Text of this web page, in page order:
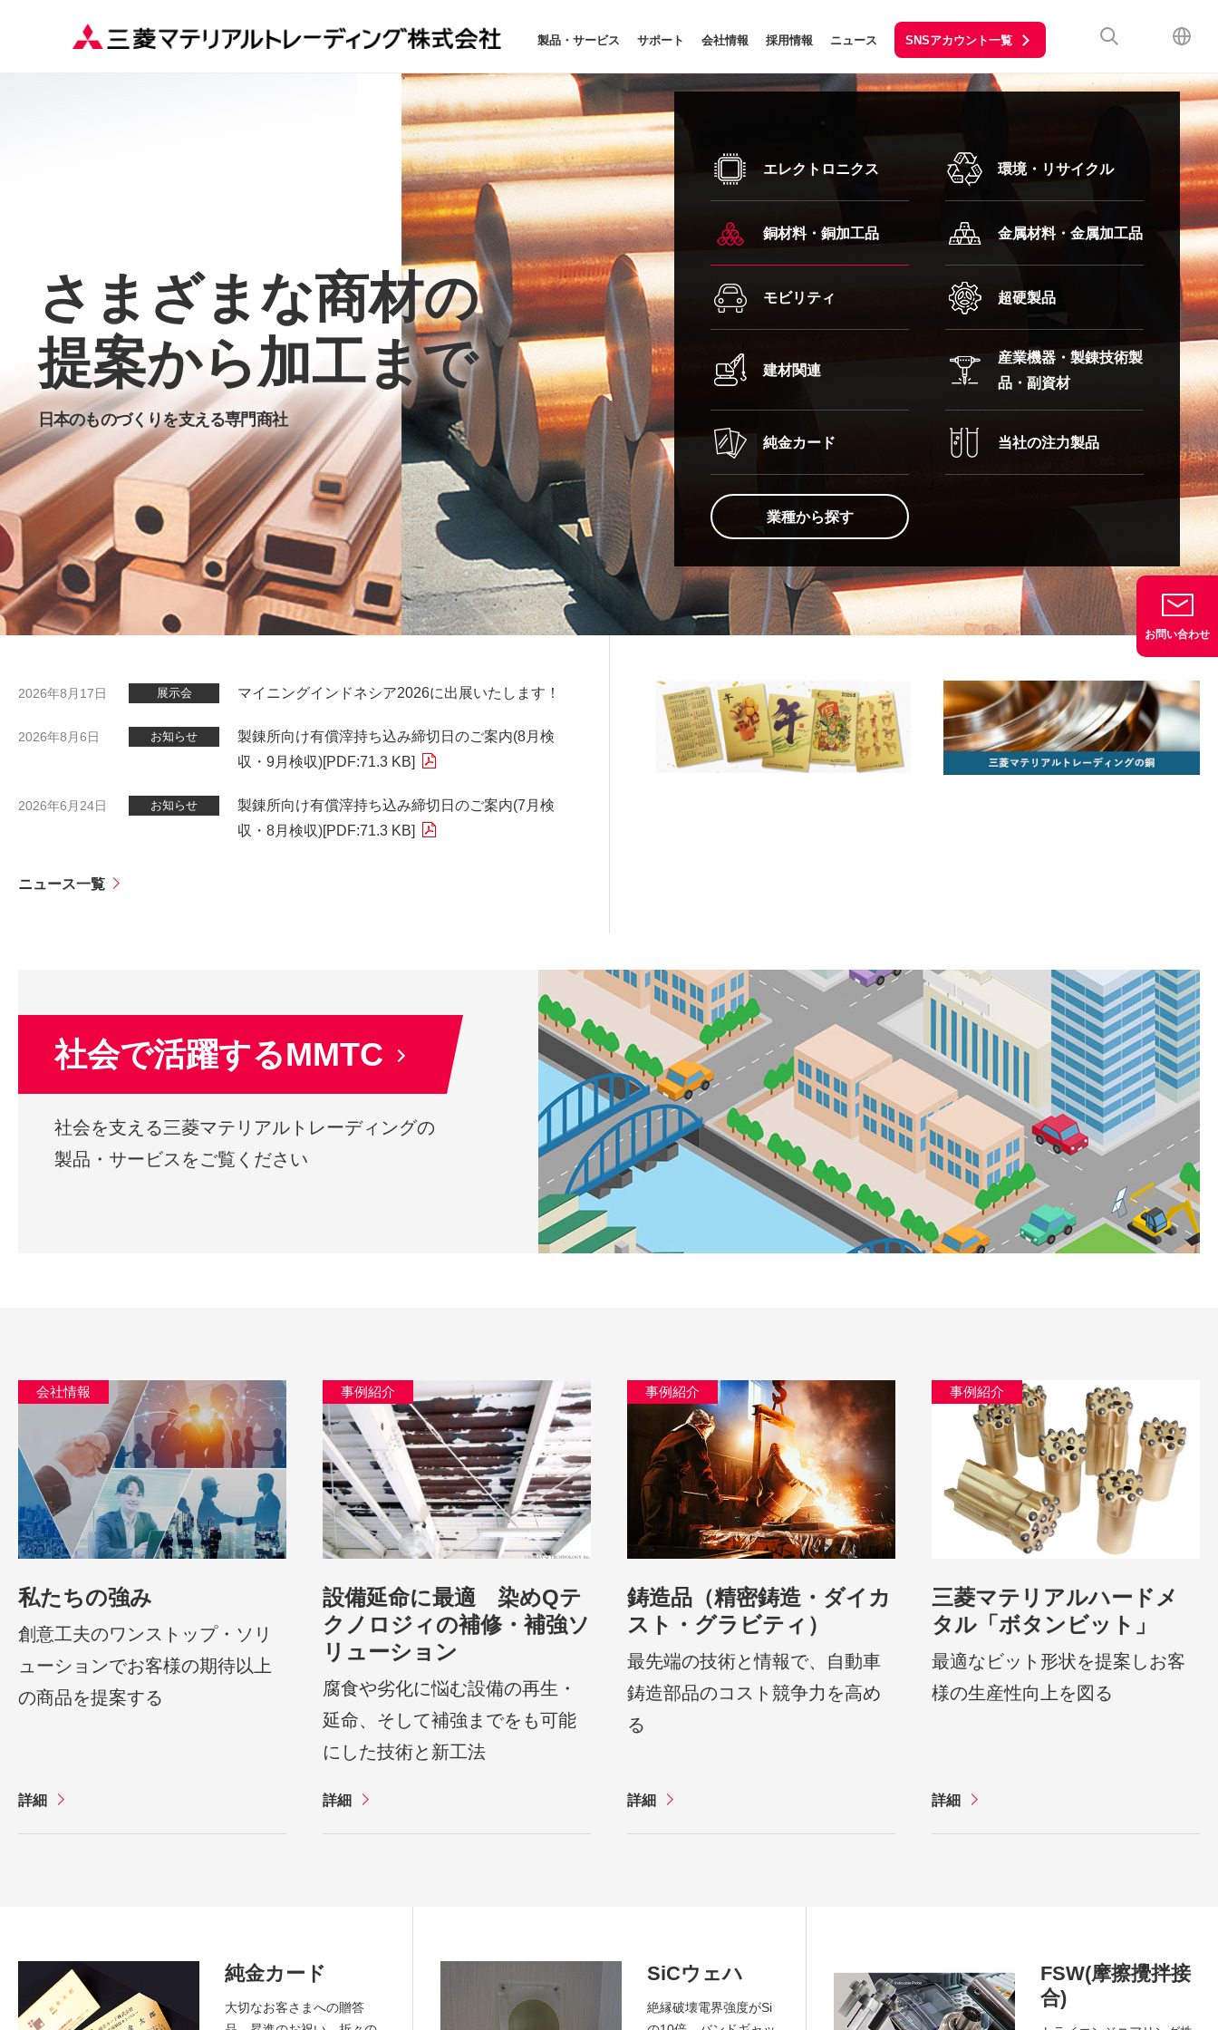
製品・サービス サポート 会社情報 採用情報 ニュース SNSアカウント一覧
さまざまな商材の
提案から加工まで
日本のものづくりを支える専門商社
さまざまな商材の
提案から加工まで
日本のものづくりを支える専門商社
さまざまな商材の
提案から加工まで
日本のものづくりを支える専門商社
さまざまな商材の
提案から加工まで
日本のものづくりを支える専門商社
さまざまな商材の
提案から加工まで
日本のものづくりを支える専門商社
さまざまな商材の
提案から加工まで
日本のものづくりを支える専門商社
さまざまな商材の
提案から加工まで
日本のものづくりを支える専門商社
さまざまな商材の
提案から加工まで
日本のものづくりを支える専門商社
さまざまな商材の
提案から加工まで
日本のものづくりを支える専門商社
さまざまな商材の
提案から加工まで
日本のものづくりを支える専門商社
エレクトロニクス 環境・リサイクル
銅材料・銅加工品 金属材料・金属加工品
モビリティ 超硬製品
建材関連
産業機器・製錬技術製
品・副資材
純金カード 当社の注力製品
業種から探す
2026年8月17日 展示会 マイニングインドネシア2026に出展いたします！
2026年8月6日 お知らせ
製錬所向け有償滓持ち込み締切日のご案内(8月検
収・9月検収)[PDF:71.3 KB]
2026年6月24日 お知らせ
製錬所向け有償滓持ち込み締切日のご案内(7月検
収・8月検収)[PDF:71.3 KB]
ニュース一覧
社会で活躍するMMTC
社会を支える三菱マテリアルトレーディングの
製品・サービスをご覧ください
会社情報
私たちの強み
創意工夫のワンストップ・ソリ
ューションでお客様の期待以上
の商品を提案する
詳細
事例紹介
設備延命に最適 染めQテ
クノロジィの補修・補強ソ
リューション
腐食や劣化に悩む設備の再生・
延命、そして補強までをも可能
にした技術と新工法
詳細
事例紹介
鋳造品（精密鋳造・ダイカ
スト・グラビティ）
最先端の技術と情報で、自動車
鋳造部品のコスト競争力を高め
る
詳細
事例紹介
三菱マテリアルハードメ
タル「ボタンビット」
最適なビット形状を提案しお客
様の生産性向上を図る
詳細
純金カード
大切なお客さまへの贈答
SiCウェハ
絶縁破壊電界強度がSi
FSW(摩擦攪拌接
合)
お問い合わせ